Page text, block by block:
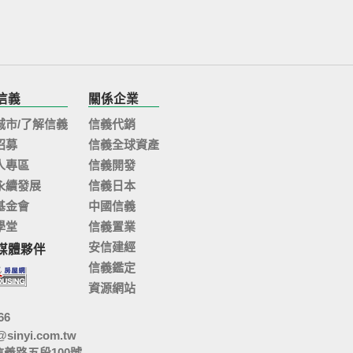
義
市/了解信義
募
專區
續發展
金會
堂
體夥伴
關係企業
信義代銷
信義全球資產
信義開發
信義日本
中國信義
信義置業
安信建經
信義鑑定
資源網站